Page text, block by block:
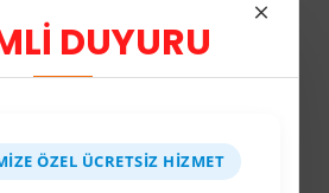
DUYURU
ÖZEL ÜCRETSIZ HIZMET